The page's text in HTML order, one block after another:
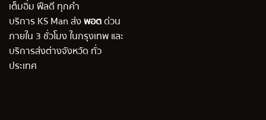
เต็มอิ่ม ฟีลดี ทุกคำ
บริการ KS Man ส่งพอตด่วน
ภายใน 3 ชั่วโมง ในกรุงเทพ และ
บริการส่งต่างจังหวัด ทั่ว
ประเทศ